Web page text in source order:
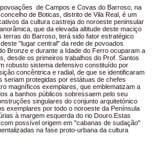
de Campos e Covas do Barroso, na
de Boticas, distrito de Vila Real, é um
da cultura castreja do noroeste peninsular
que da elevada altitude deste maciço
terras do Barroso, terá sido fator estratégico
"lugar central" da rede de povoados
Bronze e durante a Idade do Ferro ocuparam a
desde os primeiros trabalhos do Prof. Santos
robusto sistema defensivo constituído por
concêntrica e radial, de que se identificaram
seriam protegidas por estátuas de chefes
magníficos exemplares, que emblematizam a
a banhos públicos sobressaem pelo seu
singulares do conjunto arquitetónico
exemplares por todo o noroeste da Península
à margem esquerda do rio Douro.Estas
possível origem em "cabanas de sudação"
na fase proto-urbana da cultura